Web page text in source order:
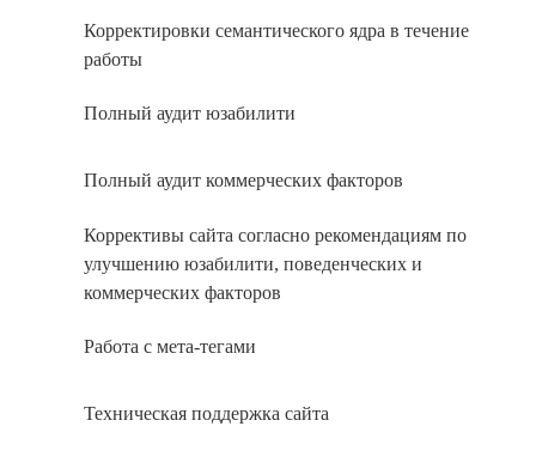
Корректировки семантического ядра в течение
работы
Полный аудит юзабилити
Полный аудит коммерческих факторов
Коррективы сайта согласно рекомендациям по
улучшению юзабилити, поведенческих и
коммерческих факторов
Работа с мета-тегами
Техническая поддержка сайта